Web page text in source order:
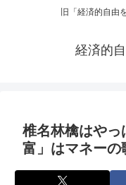
旧「経済的自由
経済的
椎名林檎はやっ
富」はマネーの